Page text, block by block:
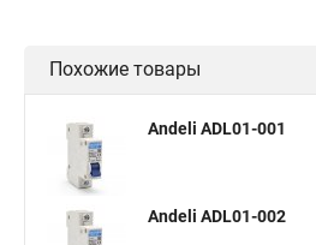
Похожие товары
Andeli ADL01-001
Andeli ADL01-002